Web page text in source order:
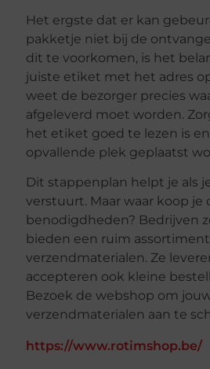
Het ergste dat er kan
pakketje niet bij de
dit te voorkomen, is het
juiste etiket met het adres
weet de bezorger precies
afgeleverd moet worden.
het etiket goed te lezen is
opvallende plek geplaatst
Dit stappenplan helpt je als
verstuurt. Maar waar koop je
benodigdheden? Bedrijven
bieden een ruim assortiment
verzendmaterialen. Ze
accepteren ook kleine
Bezoek de webshop om
verzendmaterialen aan te
https://www.rotimshop.be/